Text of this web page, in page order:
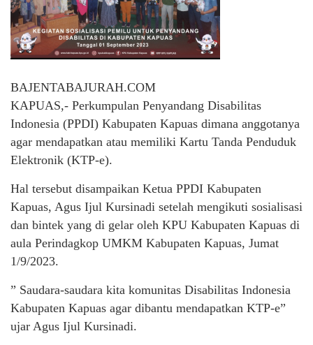
BAJENTABAJURAH.COM
KAPUAS,- Perkumpulan Penyandang Disabilitas
Indonesia (PPDI) Kabupaten Kapuas dimana anggotanya
agar mendapatkan atau memiliki Kartu Tanda Penduduk
Elektronik (KTP-e).
Hal tersebut disampaikan Ketua PPDI Kabupaten
Kapuas, Agus Ijul Kursinadi setelah mengikuti sosialisasi
dan bintek yang di gelar oleh KPU Kabupaten Kapuas di
aula Perindagkop UMKM Kabupaten Kapuas, Jumat
1/9/2023.
” Saudara-saudara kita komunitas Disabilitas Indonesia
Kabupaten Kapuas agar dibantu mendapatkan KTP-e”
ujar Agus Ijul Kursinadi.